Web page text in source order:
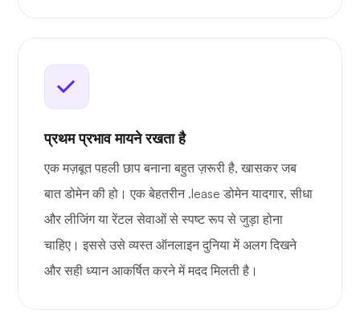
प्रथम प्रभाव मायने रखता है
एक मज़बूत पहली छाप बनाना बहुत ज़रूरी है, खासकर जब
बात डोमेन की हो। एक बेहतरीन .lease डोमेन यादगार, सीधा
और लीजिंग या रेंटल सेवाओं से स्पष्ट रूप से जुड़ा होना
चाहिए। इससे उसे व्यस्त ऑनलाइन दुनिया में अलग दिखने
और सही ध्यान आकर्षित करने में मदद मिलती है।